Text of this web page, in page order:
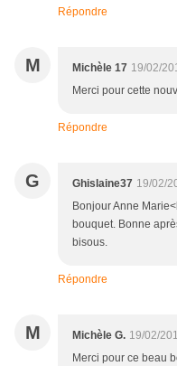
Répondre
M Michèle 17 19/02/
Merci pour cette
Répondre
G Ghislaine37 19/02/
Bonjour Anne
bouquet. Bonne
bisous.
Répondre
M Michèle G. 19/02/
Merci pour ce beau